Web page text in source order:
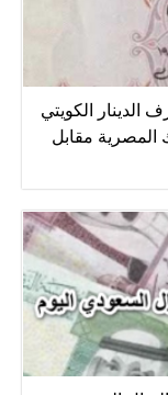
الدينار الكويتي
جميع البنوك المصرية مقابل